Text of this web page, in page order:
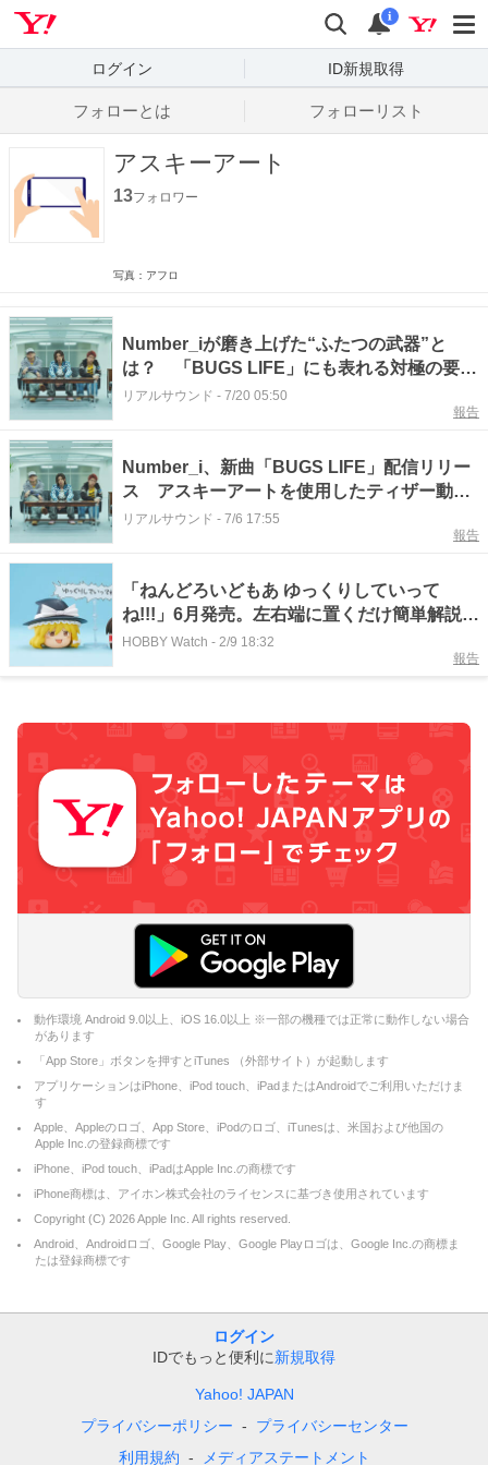
検索
通知
i
ログイン ID新規取得
フォローとは フォローリスト
アスキーアート
13フォロワー
写真：アフロ
Number_iが磨き上げた“ふたつの武器”と
は？ 「BUGS LIFE」にも表れる対極の要素
を融合させる凄み
リアルサウンド - 7/20 05:50
報告
Number_i、新曲「BUGS LIFE」配信リリー
ス アスキーアートを使用したティザー動画
も公開
リアルサウンド - 7/6 17:55
報告
「ねんどろいどもあ ゆっくりしていって
ね!!!」6月発売。左右端に置くだけ簡単解説動
画風
HOBBY Watch - 2/9 18:32
報告
動作環境 Android 9.0以上、iOS 16.0以上 ※一部の機種では正常に動作しない場合
があります
「App Store」ボタンを押すとiTunes （外部サイト）が起動します
アプリケーションはiPhone、iPod touch、iPadまたはAndroidでご利用いただけま
す
Apple、Appleのロゴ、App Store、iPodのロゴ、iTunesは、米国および他国の
Apple Inc.の登録商標です
iPhone、iPod touch、iPadはApple Inc.の商標です
iPhone商標は、アイホン株式会社のライセンスに基づき使用されています
Copyright (C) 2026Apple Inc. All rights reserved.
Android、Androidロゴ、Google Play、Google Playロゴは、Google Inc.の商標ま
たは登録商標です
ログイン
IDでもっと便利に新規取得
Yahoo! JAPAN
プライバシーポリシー
プライバシーセンター
利用規約
メディアステートメント